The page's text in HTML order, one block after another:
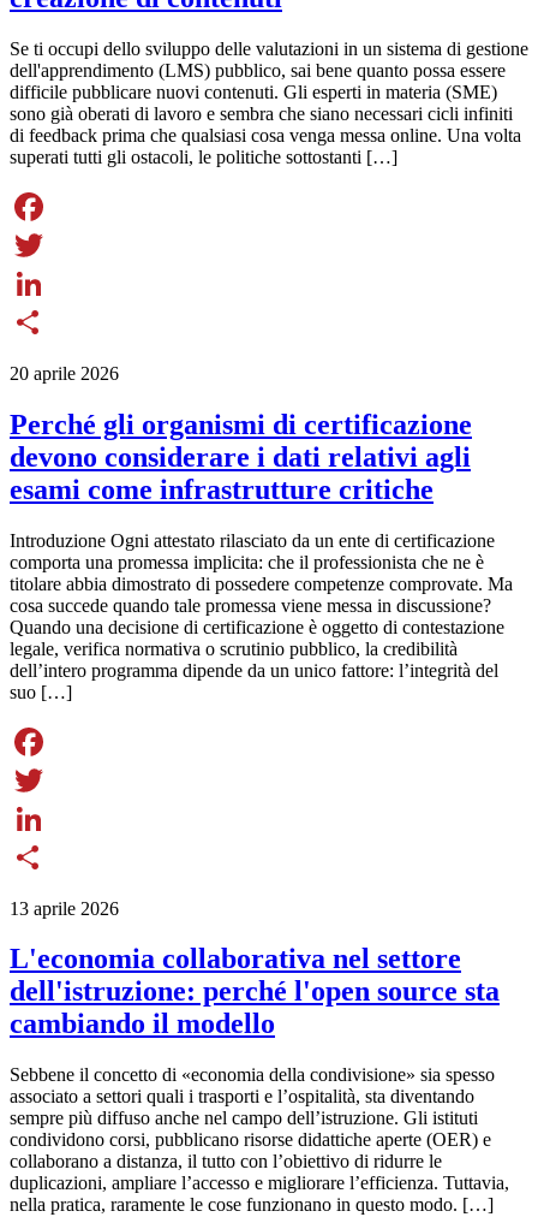
Se ti occupi dello sviluppo delle valutazioni in un sistema di gestione
dell'apprendimento (LMS) pubblico, sai bene quanto possa essere
difficile pubblicare nuovi contenuti. Gli esperti in materia (SME)
sono già oberati di lavoro e sembra che siano necessari cicli infiniti
di feedback prima che qualsiasi cosa venga messa online. Una volta
superati tutti gli ostacoli, le politiche sottostanti […]
Facebook
Twitter
LinkedIn
20 aprile 2026
Perché gli organismi di certificazione
devono considerare i dati relativi agli
esami come infrastrutture critiche
Introduzione Ogni attestato rilasciato da un ente di certificazione
comporta una promessa implicita: che il professionista che ne è
titolare abbia dimostrato di possedere competenze comprovate. Ma
cosa succede quando tale promessa viene messa in discussione?
Quando una decisione di certificazione è oggetto di contestazione
legale, verifica normativa o scrutinio pubblico, la credibilità
dell’intero programma dipende da un unico fattore: l’integrità del
suo […]
Facebook
Twitter
LinkedIn
13 aprile 2026
L'economia collaborativa nel settore
dell'istruzione: perché l'open source sta
cambiando il modello
Sebbene il concetto di «economia della condivisione» sia spesso
associato a settori quali i trasporti e l’ospitalità, sta diventando
sempre più diffuso anche nel campo dell’istruzione. Gli istituti
condividono corsi, pubblicano risorse didattiche aperte (OER) e
collaborano a distanza, il tutto con l’obiettivo di ridurre le
duplicazioni, ampliare l’accesso e migliorare l’efficienza. Tuttavia,
nella pratica, raramente le cose funzionano in questo modo. […]